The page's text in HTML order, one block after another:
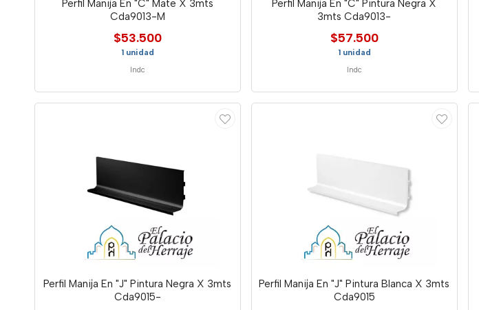
Perfil Manija En "C" Mate X 3mts
Cda9013-M
$53.500
1 unidad
Indc
Perfil Manija En "C" Pintura Negra X
3mts Cda9013-
$57.500
1 unidad
Indc
Perfil Manija En "J" Pintura Negra X 3mts
Cda9015-
Perfil Manija En "J" Pintura Blanca X 3mts
Cda9015